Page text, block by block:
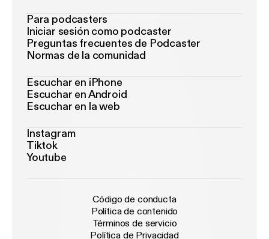
Para podcasters
Iniciar sesión como podcaster
Preguntas frecuentes de Podcaster
Normas de la comunidad
Escuchar en iPhone
Escuchar en Android
Escuchar en la web
Instagram
Tiktok
Youtube
Código de conducta
Política de contenido
Términos de servicio
Política de Privacidad